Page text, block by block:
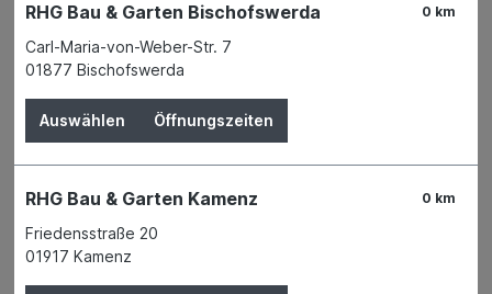
Der Preis wird erst nach Wahl einer Filiale
Zum Merkzettel hinzufügen
Verfügbarkeit
Verfügbar in 1 Filiale
Produktnummer:00212726
0 km
RHG Bau & Garten Bischofswerda
Carl-Maria-von-Weber-Str. 7
01877 Bischofswerda
Auswählen Öffnungszeiten
0 km
RHG Bau & Garten Kamenz
Friedensstraße 20
01917 Kamenz